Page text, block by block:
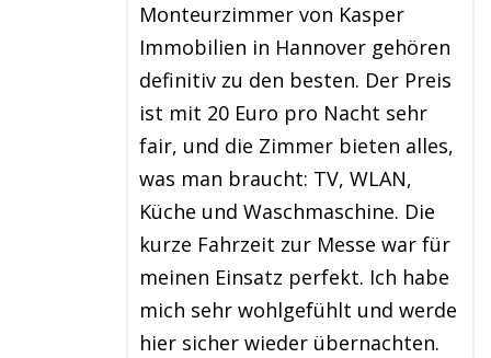
Monteurzimmer von Kasper
Immobilien in Hannover gehören
definitiv zu den besten. Der Preis
ist mit 20 Euro pro Nacht sehr
fair, und die Zimmer bieten alles,
was man braucht: TV, WLAN,
Küche und Waschmaschine. Die
kurze Fahrzeit zur Messe war für
meinen Einsatz perfekt. Ich habe
mich sehr wohlgefühlt und werde
hier sicher wieder übernachten.